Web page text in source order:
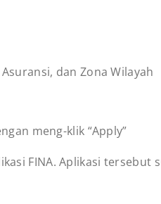
dan Zona Wilayah
meng-klik “Apply”
FINA. Aplikasi tersebut